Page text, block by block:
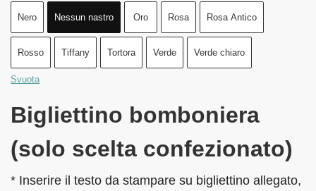
Nero Nessun nastro Oro Rosa Rosa Antico
Rosso Tiffany Tortora Verde Verde chiaro
Svuota
Bigliettino bomboniera
(solo scelta confezionato)
* Inserire il testo da stampare su bigliettino allegato,